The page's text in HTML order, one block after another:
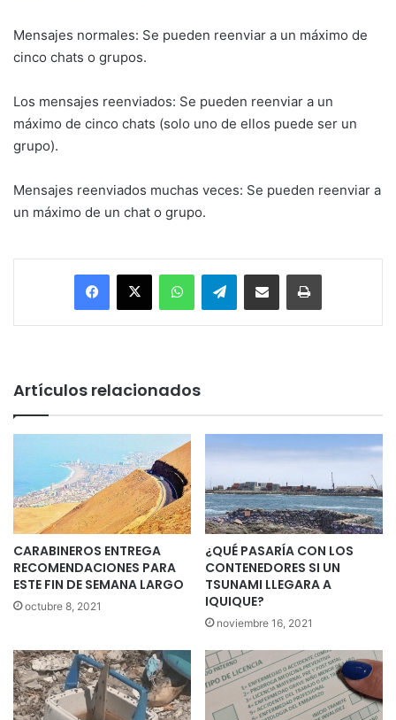
Mensajes normales: Se pueden reenviar a un máximo de
cinco chats o grupos.
Los mensajes reenviados: Se pueden reenviar a un
máximo de cinco chats (solo uno de ellos puede ser un
grupo).
Mensajes reenviados muchas veces: Se pueden reenviar a
un máximo de un chat o grupo.
Facebook
X WhatsAppTelegramEnviar vía email Imprimir
Artículos relacionados
CARABINEROS ENTREGA
RECOMENDACIONES PARA
ESTE FIN DE SEMANA LARGO
octubre 8, 2021
¿QUÉ PASARÍA CON LOS
CONTENEDORES SI UN
TSUNAMI LLEGARA A
IQUIQUE?
noviembre 16, 2021